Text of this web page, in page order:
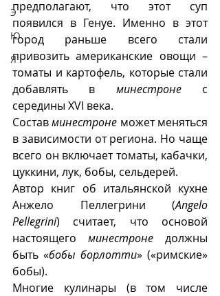
Э
Ю
Я
предполагают, что этот суп
появился в Генуе. Именно в этот
город раньше всего стали
привозить американские овощи –
томаты и картофель, которые стали
добавлять в минестроне с
середины XVI века.
Состав минестроне может меняться
в зависимости от региона. Но чаще
всего он включает томаты, кабачки,
цуккини, лук, бобы, сельдерей.
Автор книг об итальянской кухне
Анжело Пеллегрини (Angelo
Pellegrini) считает, что основой
настоящего минестроне должны
быть «бобы борлотти» («римские»
бобы).
Многие кулинары (в том числе